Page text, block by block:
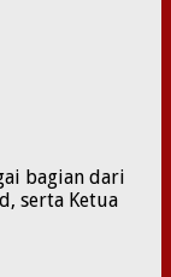
bagian dari
serta Ketua